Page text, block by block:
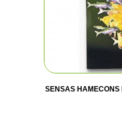
SENSAS HAMECONS